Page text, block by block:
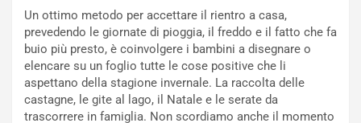
Un ottimo metodo per accettare il rientro a casa,
prevedendo le giornate di pioggia, il freddo e il fatto che fa
buio più presto, è coinvolgere i bambini a disegnare o
elencare su un foglio tutte le cose positive che li
aspettano della stagione invernale. La raccolta delle
castagne, le gite al lago, il Natale e le serate da
trascorrere in famiglia. Non scordiamo anche il momento